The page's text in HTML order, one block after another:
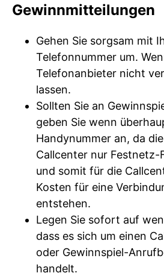
Gewinnmitteilungen
Gehen Sie sorgsam mit
Telefonnummer um.
Telefonanbieter nicht
lassen.
Sollten Sie an
geben Sie wenn
Handynummer an, da
Callcenter nur Festnetz-
und somit für die
Kosten für eine
entstehen.
Legen Sie sofort auf
dass es sich um einen
oder Gewinnspiel-
handelt.